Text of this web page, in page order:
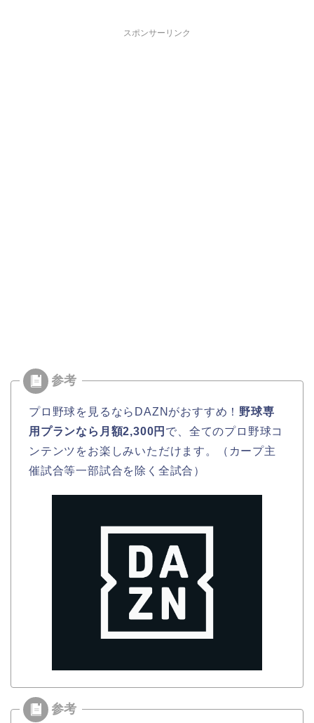
スポンサーリンク
プロ野球を見るならDAZNがおすすめ！ 野球専
用プランなら月額2,300円 で、全てのプロ野球コ
ンテンツをお楽しみいただけます。（カープ主
催試合等一部試合を除く全試合）